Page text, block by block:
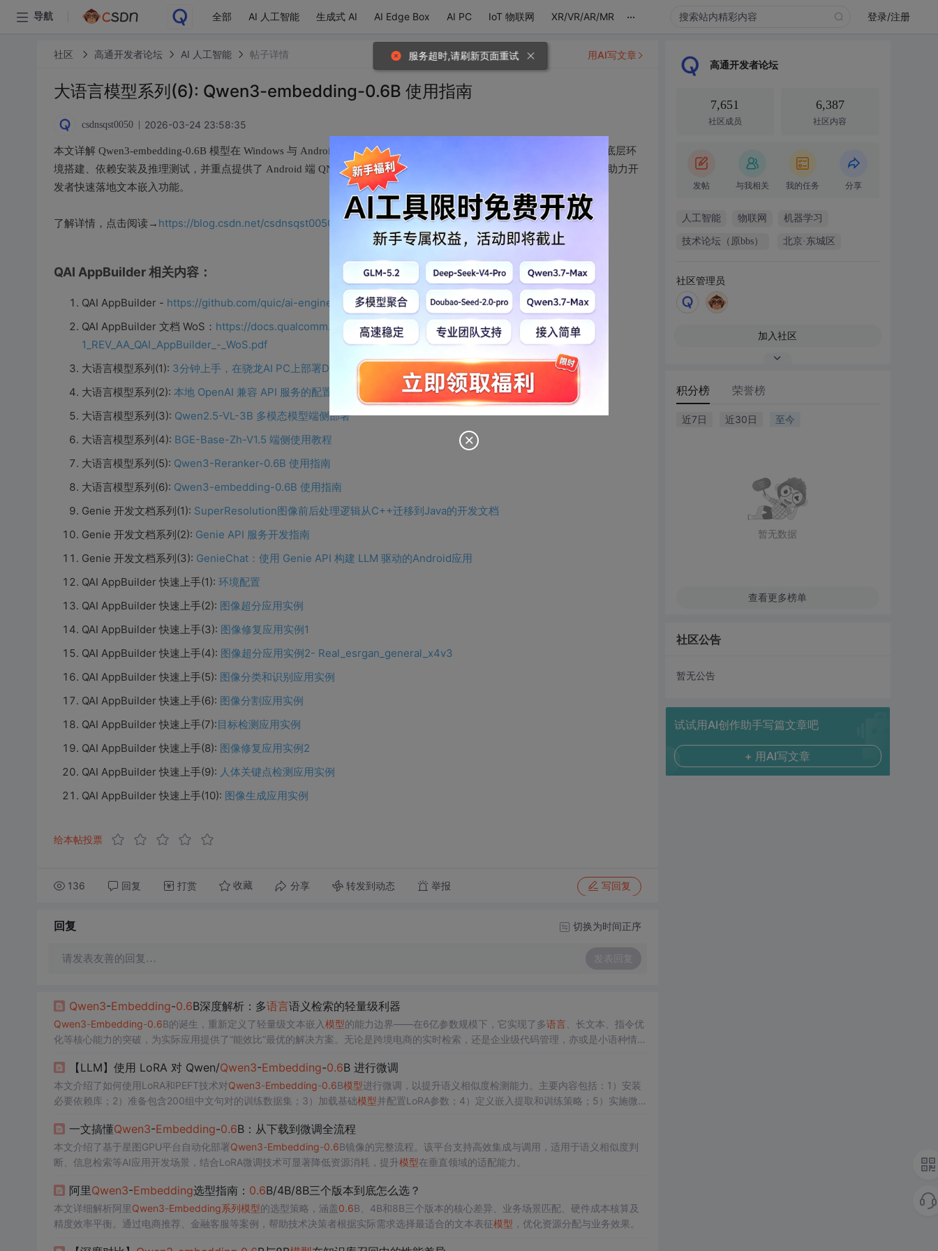
导航 全部 AI 人工智能 生成式 AI AI Edge Box AI PC IoT 物联网 XR/VR/AR/MR ... 登录/注册
社区 高通开发者论坛 AI 人工智能 帖子详情
大语言模型系列(6): Qwen3-embedding-0.6B 使用指南
csdnsqst0050 2026-03-24 23:58:35
本文详解 Qwen3-embedding-0.6B 模型在 Windows 与 Android 平台的部署与使用流程。内容涵盖基于 QAI AppBuilder 的底层环
境搭建、依赖安装及推理测试，并重点提供了 Android 端 QNN 推理、Java 前后处理以及 JNI C++ 调用的核心代码示例，助力开
发者快速落地文本嵌入功能。
了解详情，点击阅读→ https://blog.csdn.net/csdnsqst0050/article/details/159389533
QAI AppBuilder相关内容：
QAI AppBuilder - https://github.com/quic/ai-engine-direct-helper
QAI AppBuilder 文档 WoS： https://docs.qualcomm.com/bundle/publicresource/80-94755-
1_REV_AA_QAI_AppBuilder_-_WoS.pdf
大语言模型系列(1): 3分钟上手，在骁龙AI PC上部署DeepSeek!
大语言模型系列(2): 本地 OpenAI 兼容 API 服务的配置与部署
大语言模型系列(3): Qwen2.5-VL-3B 多模态模型端侧部署
大语言模型系列(4): BGE-Base-Zh-V1.5 端侧使用教程
大语言模型系列(5): Qwen3-Reranker-0.6B 使用指南
大语言模型系列(6): Qwen3-embedding-0.6B 使用指南
Genie 开发文档系列(1): SuperResolution图像前后处理逻辑从C++迁移到Java的开发文档
Genie 开发文档系列(2): Genie API 服务开发指南
Genie 开发文档系列(3): GenieChat：使用 Genie API 构建 LLM 驱动的Android应用
QAI AppBuilder 快速上手(1): 环境配置
QAI AppBuilder 快速上手(2): 图像超分应用实例
QAI AppBuilder 快速上手(3): 图像修复应用实例1
QAI AppBuilder 快速上手(4): 图像超分应用实例2- Real_esrgan_general_x4v3
QAI AppBuilder 快速上手(5): 图像分类和识别应用实例
QAI AppBuilder 快速上手(6): 图像分割应用实例
QAI AppBuilder 快速上手(7):目标检测应用实例
QAI AppBuilder 快速上手(8): 图像修复应用实例2
QAI AppBuilder 快速上手(9): 人体关键点检测应用实例
QAI AppBuilder 快速上手(10): 图像生成应用实例
给本帖投票
136 回复 打赏 收藏 分享 转发到动态 举报 写回复
用AI写文章
回复 切换为时间正序
请发表友善的回复… 发表回复
Qwen3-Embedding-0.6B深度解析：多语言语义检索的轻量级利器
Qwen3-Embedding-0.6B的诞生，重新定义了轻量级文本嵌入模型的能力边界——在6亿参数规模下，它实现了多语言、长文本、指令优
化等核心能力的突破，为实际应用提供了“能效比”最优的解决方案。无论是跨境电商的实时检索，还是企业级代码管理，亦或是小语种情感
了多
语言支持、长文本理解、指令优化等关键能力的突破，为边缘计算、实时检索等场景提供了高效解决方案。
【LLM】使用 LoRA 对 Qwen/Qwen3-Embedding-0.6B 进行微调
本文介绍了如何使用LoRA和PEFT技术对Qwen3-Embedding-0.6B模型进行微调，以提升语义相似度检测能力。主要内容包括：1）安装
必要依赖库；2）准备包含200组中文句对的训练数据集；3）加载基础模型并配置LoRA参数；4）定义嵌入提取和训练策略；5）实施微
方法特别适用于需要精准语义理解的应用场景。
一文搞懂Qwen3-Embedding-0.6B：从下载到微调全流程
本文介绍了基于星图GPU平台自动化部署Qwen3-Embedding-0.6B镜像的完整流程。该平台支持高效集成与调用，适用于语义相似度判
断、信息检索等AI应用开发场景，结合LoRA微调技术可显著降低资源消耗，提升模型在垂直领域的适配能力。
阿里Qwen3-Embedding选型指南： 0.6B/4B/8B三个版本到底怎么选？
本文详细解析阿里Qwen3-Embedding系列模型的选型策略，涵盖0.6B、4B和8B三个版本的核心差异、业务场景匹配、硬件成本核算及
精度效率平衡。通过电商推荐、金融客服等案例，帮助技术决策者根据实际需求选择最适合的文本表征模型 ，优化资源分配与业务效果。
高通开发者论坛
7,651
社区成员
6,387
社区内容
发帖 与我相关 我的任务 分享
人工智能 物联网 机器学习
技术论坛（原bbs） 北京·东城区
社区管理员
加入社区
积分榜 荣誉榜
近7日 近30日 至今
暂无数据
查看更多榜单
社区公告
暂无公告
试试用AI创作助手写篇文章吧
+ 用AI写文章
服务超时,请刷新页面重试